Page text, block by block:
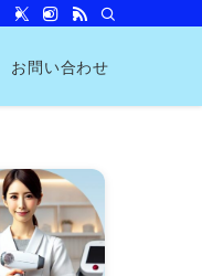
お問い合わせ